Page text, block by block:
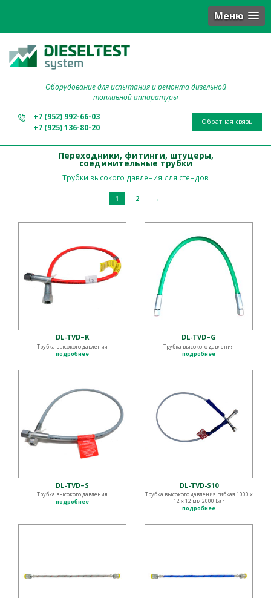
Меню
Оборудование для испытания и ремонта дизельной
топливной аппаратуры
+7 (952) 992-66-03
+7 (925) 136-80-20
Обратная связь
Переходники, фитинги, штуцеры,
соединительные трубки
Трубки высокого давления для стендов
1 2 →
DL-TVD–K
Трубка высокого давления
подробнее
DL-TVD–G
Трубка высокого давления
подробнее
DL-TVD–S
Трубка высокого давления
подробнее
DL-TVD-S10
Трубка высокого давления гибкая 1000 х
12 х 12 мм 2000 Bar
подробнее